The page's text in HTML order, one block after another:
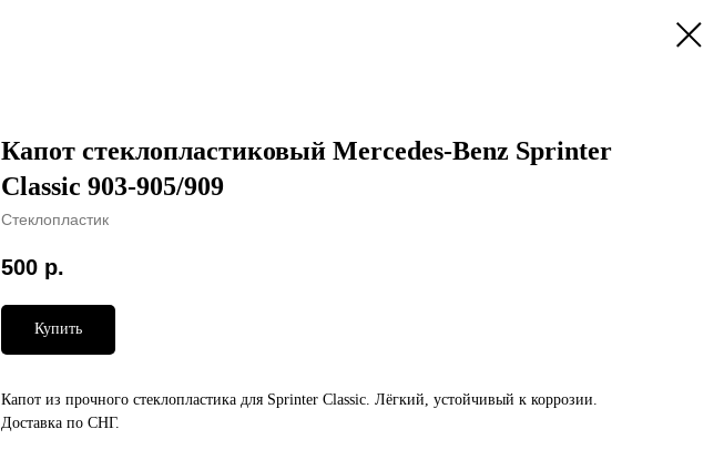
Капот стеклопластиковый Mercedes-Benz Sprinter
Classic 903-905/909
Стеклопластик
500 р.
Купить
Капот из прочного стеклопластика для Sprinter Classic. Лёгкий, устойчивый к коррозии.
Доставка по СНГ.